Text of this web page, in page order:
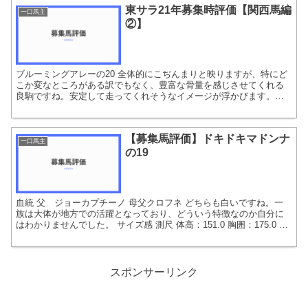
一口馬主
東サラ21年募集時評価【関西馬編
②】
ブルーミングアレーの20 全体的にこぢんまりと映りますが、特にど
こか変なところがある訳でもなく、豊富な骨量を感じさせてくれる
良駒ですね。安定して走ってくれそうなイメージが浮かびます。自
一口馬主
【募集馬評価】ドキドキマドンナ
の19
血統 父 ジョーカプチーノ 母父クロフネ どちらも白いですね。一
族は大体が地方での活躍となっており、どういう特徴なのか自分に
はわかりませんでした。 サイズ感 測尺 体高：151.0 胸囲：175.0 管
スポンサーリンク